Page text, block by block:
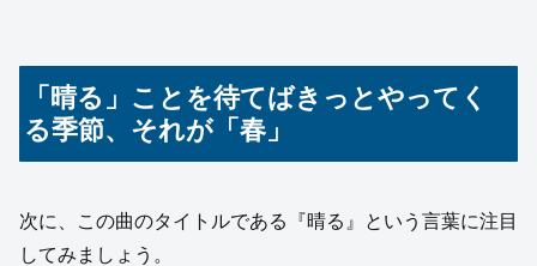
「晴る」ことを待てばきっとやってく
る季節、それが「春」
次に、この曲のタイトルである『晴る』という言葉に注目
してみましょう。